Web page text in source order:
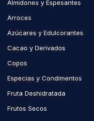
Almidones y Espesantes
Arroces
Azúcares y Edulcorantes
Cacao y Derivados
Copos
Especias y Condimentos
Fruta Deshidratada
Frutos Secos